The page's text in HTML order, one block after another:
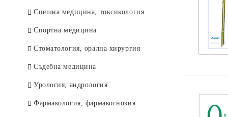
Спешна медицина, токсикология
Спортна медицина
Стоматология, орална хирургия
Съдебна медицина
Урология, андрология
Фармакология, фармакогнозия